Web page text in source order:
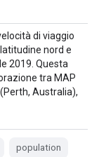
di viaggio
nord e
2019. Questa
tra MAP
Australia),
population